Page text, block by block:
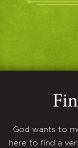
God wants to
here to find a